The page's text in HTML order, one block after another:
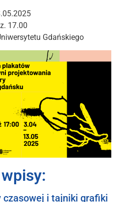
17.00
Gdańskiego
czasowej i tajniki grafiki